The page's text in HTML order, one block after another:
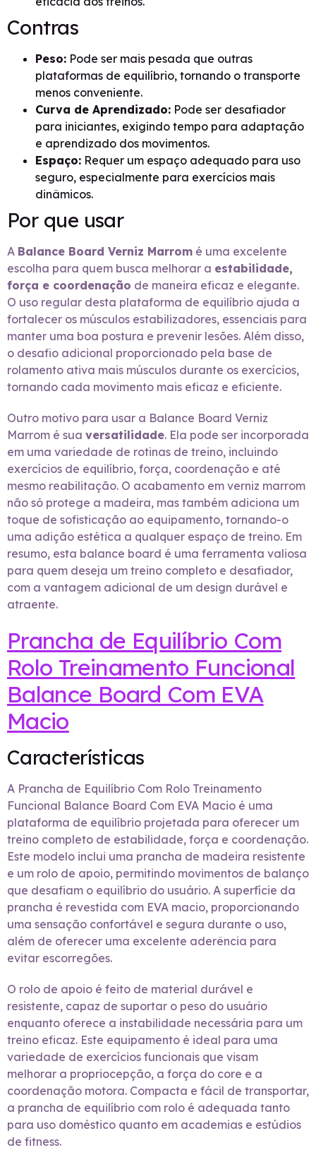
Contras
Peso: Pode ser mais pesada que outras
plataformas de equilíbrio, tornando o transporte
menos conveniente.
Curva de Aprendizado: Pode ser desafiador
para iniciantes, exigindo tempo para adaptação
e aprendizado dos movimentos.
Espaço: Requer um espaço adequado para uso
seguro, especialmente para exercícios mais
dinâmicos.
Por que usar
A Balance Board Verniz Marrom é uma excelente
escolha para quem busca melhorar a estabilidade,
força e coordenação de maneira eficaz e elegante.
O uso regular desta plataforma de equilíbrio ajuda a
fortalecer os músculos estabilizadores, essenciais para
manter uma boa postura e prevenir lesões. Além disso,
o desafio adicional proporcionado pela base de
rolamento ativa mais músculos durante os exercícios,
tornando cada movimento mais eficaz e eficiente.
Outro motivo para usar a Balance Board Verniz
Marrom é sua versatilidade. Ela pode ser incorporada
em uma variedade de rotinas de treino, incluindo
exercícios de equilíbrio, força, coordenação e até
mesmo reabilitação. O acabamento em verniz marrom
não só protege a madeira, mas também adiciona um
toque de sofisticação ao equipamento, tornando-o
uma adição estética a qualquer espaço de treino. Em
resumo, esta balance board é uma ferramenta valiosa
para quem deseja um treino completo e desafiador,
com a vantagem adicional de um design durável e
atraente.
Prancha de Equilíbrio Com
Rolo Treinamento Funcional
Balance Board Com EVA
Macio
Características
A Prancha de Equilíbrio Com Rolo Treinamento
Funcional Balance Board Com EVA Macio é uma
plataforma de equilíbrio projetada para oferecer um
treino completo de estabilidade, força e coordenação.
Este modelo inclui uma prancha de madeira resistente
e um rolo de apoio, permitindo movimentos de balanço
que desafiam o equilíbrio do usuário. A superfície da
prancha é revestida com EVA macio, proporcionando
uma sensação confortável e segura durante o uso,
além de oferecer uma excelente aderência para
evitar escorregões.
O rolo de apoio é feito de material durável e
resistente, capaz de suportar o peso do usuário
enquanto oferece a instabilidade necessária para um
treino eficaz. Este equipamento é ideal para uma
variedade de exercícios funcionais que visam
melhorar a propriocepção, a força do core e a
coordenação motora. Compacta e fácil de transportar,
a prancha de equilíbrio com rolo é adequada tanto
para uso doméstico quanto em academias e estúdios
de fitness.